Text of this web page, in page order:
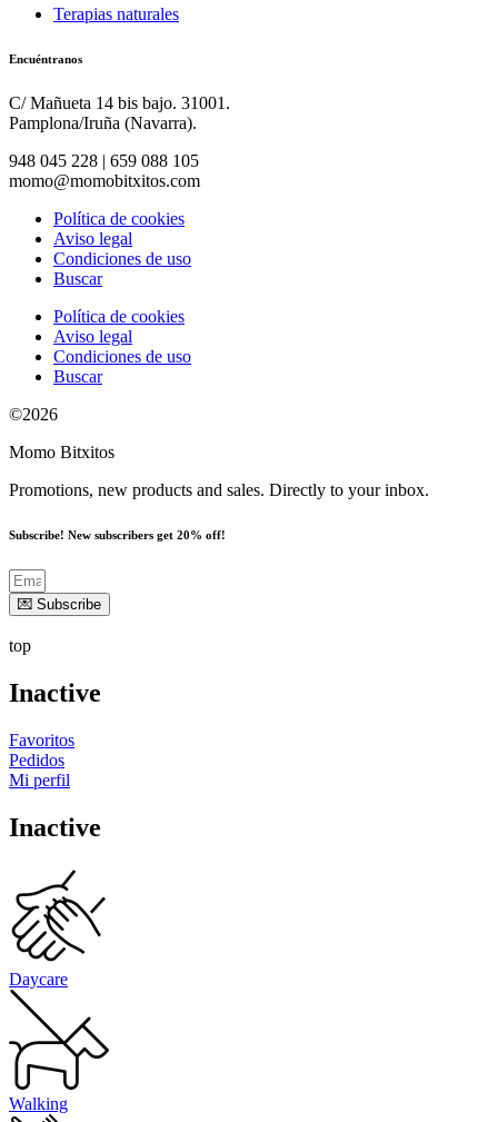
Terapias naturales
Encuéntranos
C/ Mañueta 14 bis bajo. 31001.
Pamplona/Iruña (Navarra).
948 045 228 | 659 088 105
momo@momobitxitos.com
Política de cookies
Aviso legal
Condiciones de uso
Buscar
Política de cookies
Aviso legal
Condiciones de uso
Buscar
©2026
Momo Bitxitos
Promotions, new products and sales. Directly to your inbox.
Subscribe! New subscribers get 20% off!
💌 Subscribe
top
Inactive
Favoritos
Pedidos
Mi perfil
Inactive
Daycare
Walking